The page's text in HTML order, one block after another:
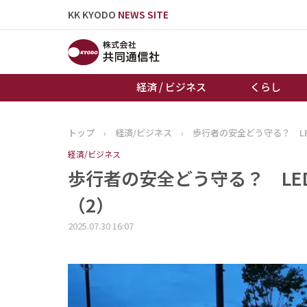
KK KYODO NEWS SITE
経済 / ビジネス くらし
トップページ
トップ › 経済/ビジネス › 歩行者の安全どう守る？
経済/ビジネス
歩行者の安全どう守る？
（2）
2025.07.30 16:07